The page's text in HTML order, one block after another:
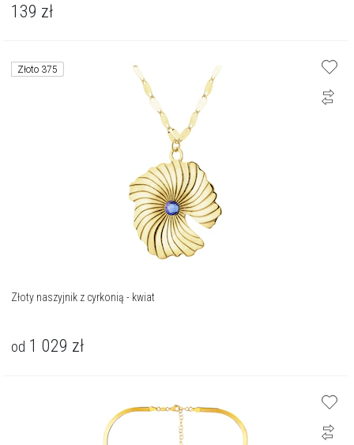
139 zł
Złoto 375
Złoty naszyjnik z cyrkonią - kwiat
od 1 029 zł